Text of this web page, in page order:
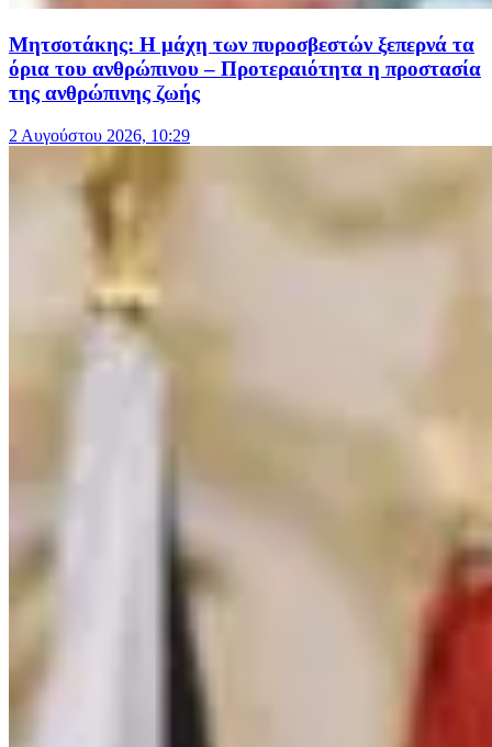
Μητσοτάκης: Η μάχη των πυροσβεστών ξεπερνά τα
όρια του ανθρώπινου – Προτεραιότητα η προστασία
της ανθρώπινης ζωής
2 Αυγούστου 2026, 10:29